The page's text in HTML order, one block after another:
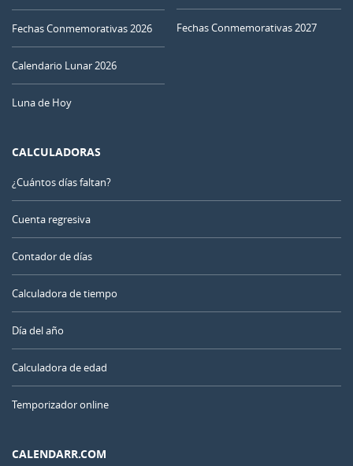
Fechas Conmemorativas 2026
Calendario Lunar 2026
Luna de Hoy
Fechas Conmemorativas 2027
CALCULADORAS
¿Cuántos días faltan?
Cuenta regresiva
Contador de días
Calculadora de tiempo
Día del año
Calculadora de edad
Temporizador online
CALENDARR.COM